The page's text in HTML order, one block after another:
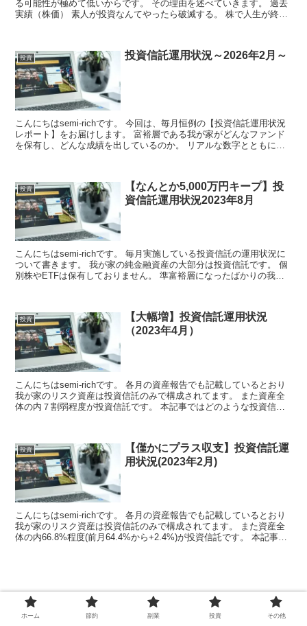
る可能性が極めて低いからです。 その理由を述べていきます。 過去
実績（株価） 素人が投資なんてやったら破滅する。 株で人生が終わ
投資 投資信託運用状況～2026年2月～
こんにちはsemi-richです。 今回は、毎月恒例の【投資信託運用状況
レポート】をお届けします。 富裕層である我が家がどんなファンド
を保有し、どんな成績を出しているのか。 リアルな数字とともに、
投資
【なんとか5,000万円キープ】投
資信託運用状況2023年8月
こんにちはsemi-richです。 毎月実施している投資信託の運用状況に
ついて書きます。 我が家の純金融資産の大部分は投資信託です。 個
別株やETFは保有しておりません。 準富裕層になったばかりの我が
投資
【大幅増】投資信託運用状況
（2023年4月）
こんにちはsemi-richです。 各月の資産報告でも記載しているとおり
我が家のリスク資産は投資信託のみで構成されてます。 また資産全
体の内７割弱程度が投資信託です。 本記事ではどのような投資信託
投資
【僅かにプラス収支】投資信託運
用状況(2023年2月)
こんにちはsemi-richです。 各月の資産報告でも記載しているとおり
我が家のリスク資産は投資信託のみで構成されてます。 また資産全
体の内66.8%程度(前月64.4%から+2.4%)が投資信託です。 本記事
ホーム 節約 副業 投資 その他